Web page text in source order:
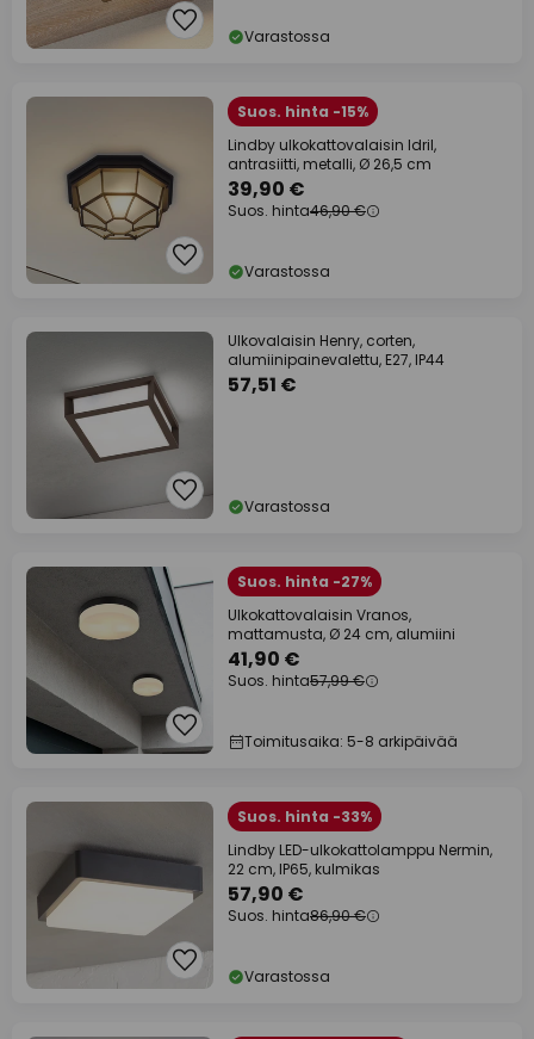
Varastossa
Suos. hinta -15%
Lindby ulkokattovalaisin Idril,
antrasiitti, metalli, Ø 26,5 cm
39,90 €
Suos. hinta46,90 €
Varastossa
Ulkovalaisin Henry, corten,
alumiinipainevalettu, E27, IP44
57,51 €
Varastossa
Suos. hinta -27%
Ulkokattovalaisin Vranos,
mattamusta, Ø 24 cm, alumiini
41,90 €
Suos. hinta57,99 €
Toimitusaika: 5-8 arkipäivää
Suos. hinta -33%
Lindby LED-ulkokattolamppu Nermin,
22 cm, IP65, kulmikas
57,90 €
Suos. hinta86,90 €
Varastossa